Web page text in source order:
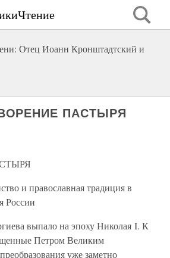
Отец Иоанн Кронштадтский и
ПАСТЫРЯ
и православная традиция в
России
выпало на эпоху Николая I. К
Петром Великим
уже заметно